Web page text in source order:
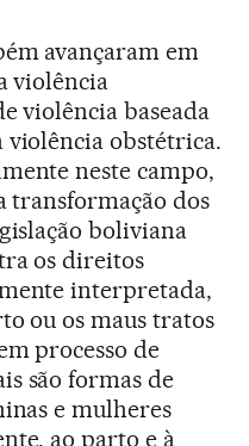
avançaram em
violência
violência baseada
obstétrica.
neste campo,
transformação dos
boliviana
os direitos
interpretada,
ou os maus tratos
processo de
são formas de
e mulheres
ao parto e à